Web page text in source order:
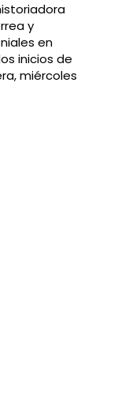
y
en
inicios de
miércoles